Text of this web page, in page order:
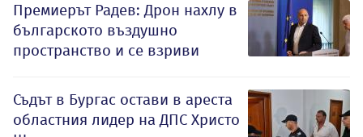
Премиерът Радев: Дрон нахлу в
българското въздушно
пространство и се взриви
Съдът в Бургас остави в ареста
областния лидер на ДПС Христо